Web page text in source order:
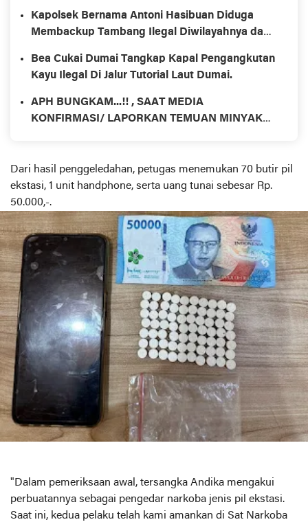
Kapolsek Bernama Antoni Hasibuan Diduga
Membackup Tambang Ilegal Diwilayahnya dan
Bea Cukai Dumai Tangkap Kapal Pengangkutan
Kayu Ilegal Di Jalur Tutorial Laut Dumai.
APH BUNGKAM...!! , SAAT MEDIA
KONFIRMASI/ LAPORKAN TEMUAN MINYAK
COLT DIESEL
Dari hasil penggeledahan, petugas menemukan 70 butir pil
ekstasi, 1 unit handphone, serta uang tunai sebesar Rp.
50.000,-.
"Dalam pemeriksaan awal, tersangka Andika mengakui
perbuatannya sebagai pengedar narkoba jenis pil ekstasi.
Saat ini, kedua pelaku telah kami amankan di Sat Narkoba